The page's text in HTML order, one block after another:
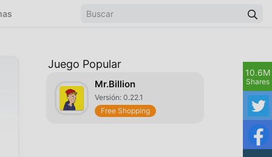
Juego Popular
Mr.Billion
Versión: 0.22.1
Free Shopping
10.6M
Shares